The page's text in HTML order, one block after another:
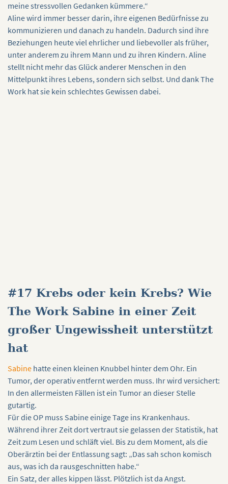
meine stressvollen Gedanken kümmere.“
Aline wird immer besser darin, ihre eigenen Bedürfnisse zu
kommunizieren und danach zu handeln. Dadurch sind ihre
Beziehungen heute viel ehrlicher und liebevoller als früher,
unter anderem zu ihrem Mann und zu ihren Kindern. Aline
stellt nicht mehr das Glück anderer Menschen in den
Mittelpunkt ihres Lebens, sondern sich selbst. Und dank The
Work hat sie kein schlechtes Gewissen dabei.
#17 Krebs oder kein Krebs? Wie
The Work Sabine in einer Zeit
großer Ungewissheit unterstützt
hat
Sabine hatte einen kleinen Knubbel hinter dem Ohr. Ein
Tumor, der operativ entfernt werden muss. Ihr wird versichert:
In den allermeisten Fällen ist ein Tumor an dieser Stelle
gutartig.
Für die OP muss Sabine einige Tage ins Krankenhaus.
Während ihrer Zeit dort vertraut sie gelassen der Statistik, hat
Zeit zum Lesen und schläft viel. Bis zu dem Moment, als die
Oberärztin bei der Entlassung sagt: „Das sah schon komisch
aus, was ich da rausgeschnitten habe.“
Ein Satz, der alles kippen lässt. Plötzlich ist da Angst.